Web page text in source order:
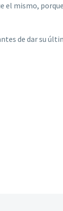
el mismo,
de dar su ú